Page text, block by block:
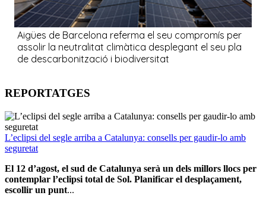
REPORTATGES
L’eclipsi del segle arriba a Catalunya: consells per gaudir-lo amb
seguretat
El 12 d’agost, el sud de Catalunya serà un dels millors llocs per
contemplar l’eclipsi total de Sol. Planificar el desplaçament,
escollir un punt...